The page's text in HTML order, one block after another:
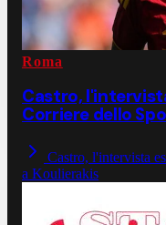
Roma
Castro,
Corriere dello
Castro, l'intervista
a Koulierakis